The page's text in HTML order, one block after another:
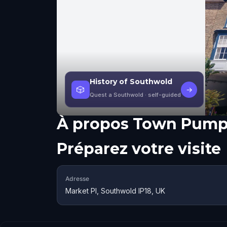
🎲
History of Southwold
Quest a Southwold · self-guided
→
À propos Town
Préparez votre visite
Adresse
Market Pl, Southwold IP18, UK